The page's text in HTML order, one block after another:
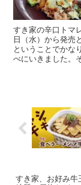
すき家の辛口トマ
日（水）から発売
ということでかな
べにいきました。
すき家、お好み牛